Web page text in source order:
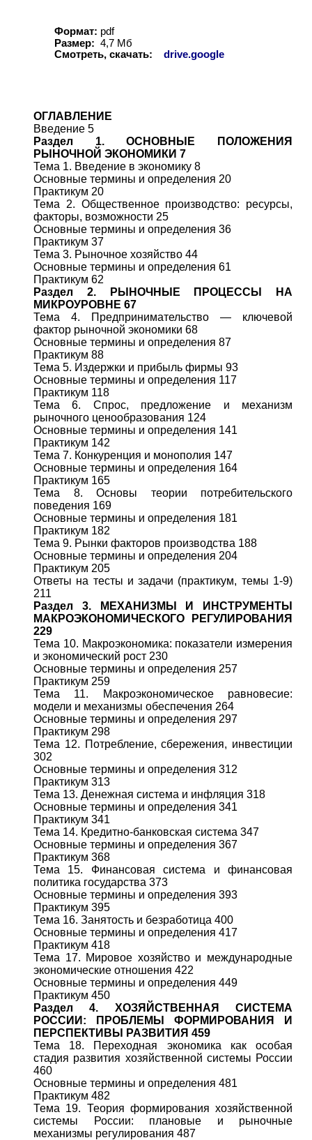
Формат: pdf
Размер: 4,7 Мб
Смотреть, скачать:
drive.google
ОГЛАВЛЕНИЕ
Введение 5
Раздел 1. ОСНОВНЫЕ ПОЛОЖЕНИЯ
РЫНОЧНОЙ ЭКОНОМИКИ 7
Тема 1. Введение в экономику 8
Основные термины и определения 20
Практикум 20
Тема 2. Общественное производство: ресурсы,
факторы, возможности 25
Основные термины и определения 36
Практикум 37
Тема 3. Рыночное хозяйство 44
Основные термины и определения 61
Практикум 62
Раздел 2. РЫНОЧНЫЕ ПРОЦЕССЫ НА
МИКРОУРОВНЕ 67
Тема 4. Предпринимательство — ключевой
фактор рыночной экономики 68
Основные термины и определения 87
Практикум 88
Тема 5. Издержки и прибыль фирмы 93
Основные термины и определения 117
Практикум 118
Тема 6. Спрос, предложение и механизм
рыночного ценообразования 124
Основные термины и определения 141
Практикум 142
Тема 7. Конкуренция и монополия 147
Основные термины и определения 164
Практикум 165
Тема 8. Основы теории потребительского
поведения 169
Основные термины и определения 181
Практикум 182
Тема 9. Рынки факторов производства 188
Основные термины и определения 204
Практикум 205
Ответы на тесты и задачи (практикум, темы 1-9)
211
Раздел 3. МЕХАНИЗМЫ И ИНСТРУМЕНТЫ
МАКРОЭКОНОМИЧЕСКОГО РЕГУЛИРОВАНИЯ
229
Тема 10. Макроэкономика: показатели измерения
и экономический рост 230
Основные термины и определения 257
Практикум 259
Тема 11. Макроэкономическое равновесие:
модели и механизмы обеспечения 264
Основные термины и определения 297
Практикум 298
Тема 12. Потребление, сбережения, инвестиции
302
Основные термины и определения 312
Практикум 313
Тема 13. Денежная система и инфляция 318
Основные термины и определения 341
Практикум 341
Тема 14. Кредитно-банковская система 347
Основные термины и определения 367
Практикум 368
Тема 15. Финансовая система и финансовая
политика государства 373
Основные термины и определения 393
Практикум 395
Тема 16. Занятость и безработица 400
Основные термины и определения 417
Практикум 418
Тема 17. Мировое хозяйство и международные
экономические отношения 422
Основные термины и определения 449
Практикум 450
Раздел 4. ХОЗЯЙСТВЕННАЯ СИСТЕМА
РОССИИ: ПРОБЛЕМЫ ФОРМИРОВАНИЯ И
ПЕРСПЕКТИВЫ РАЗВИТИЯ 459
Тема 18. Переходная экономика как особая
стадия развития хозяйственной системы России
460
Основные термины и определения 481
Практикум 482
Тема 19. Теория формирования хозяйственной
системы России: плановые и рыночные
механизмы регулирования 487